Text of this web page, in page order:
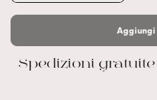
Spedizioni